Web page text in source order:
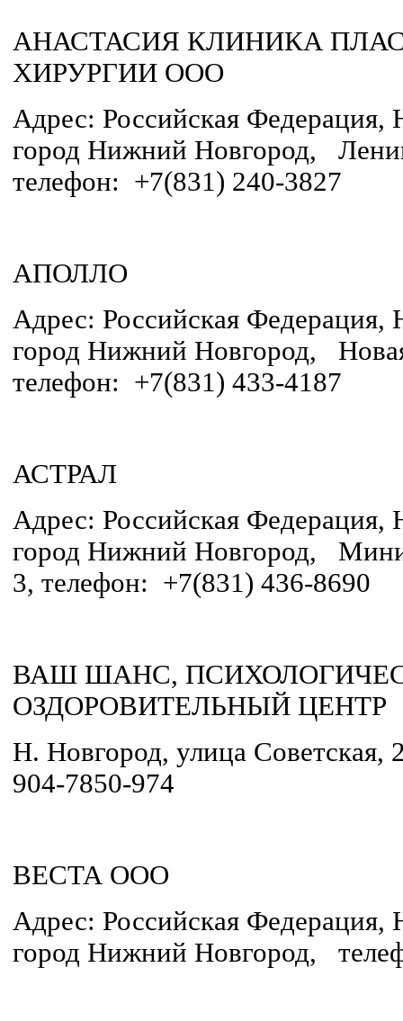
АНАСТАСИЯ КЛИНИКА
ХИРУРГИИ ООО
Адрес: Российская Федерация,
город Нижний Новгород,
телефон: +7(831) 240-3827
АПОЛЛО
Адрес: Российская Федерация,
город Нижний Новгород,
телефон: +7(831) 433-4187
АСТРАЛ
Адрес: Российская Федерация,
город Нижний Новгород,
3, телефон: +7(831) 436-8690
ВАШ ШАНС,
ОЗДОРОВИТЕЛЬНЫЙ ЦЕНТР
Н. Новгород, улица Советская,
904-7850-974
ВЕСТА ООО
Адрес: Российская Федерация,
город Нижний Новгород,